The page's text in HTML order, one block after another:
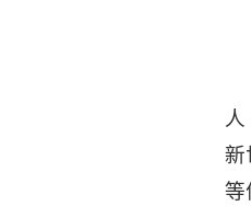
新
等